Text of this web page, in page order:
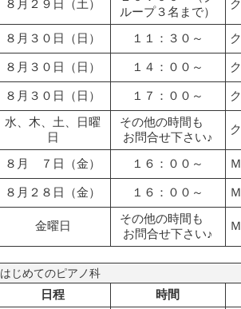
８月２９日（土）
ループ３名まで）
８月３０日（日） １１：３０～
８月３０日（日） １４：００～
８月３０日（日） １７：００～
水、木、土、日曜
日
その他の時間も
お問合せ下さい♪
８月 ７日（金） １６：００～
８月２８日（金） １６：００～
金曜日
その他の時間も
お問合せ下さい♪
はじめてのピアノ科
日程
時間